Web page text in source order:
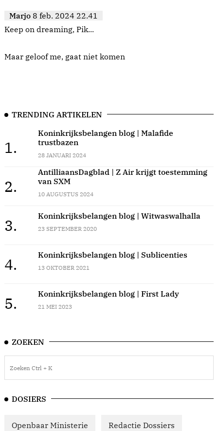
Marjo 8 feb. 2024 22.41
Keep on dreaming, Pik...
Maar geloof me, gaat niet komen
TRENDING ARTIKELEN
1.
Koninkrijksbelangen blog | Malafide
trustbazen
28 JANUARI 2024
2.
AntilliaansDagblad | Z Air krijgt toestemming
van SXM
10 AUGUSTUS 2024
3.
Koninkrijksbelangen blog | Witwaswalhalla
23 SEPTEMBER 2020
4.
Koninkrijksbelangen blog | Sublicenties
13 OKTOBER 2021
5.
Koninkrijksbelangen blog | First Lady
21 MEI 2023
ZOEKEN
DOSIERS
Openbaar Ministerie Redactie Dossiers